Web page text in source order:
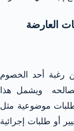
العارضة
رغبة أحد الخصوم
ويشمل هذا
موضوعية مثل
أو طلبات إجرائية